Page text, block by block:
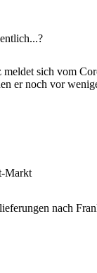
sich vom
er noch vor
Markt
nach